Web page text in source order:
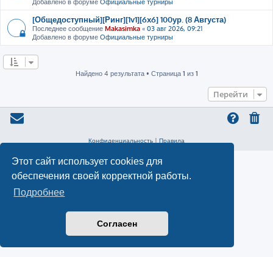
Этот сайт использует cookies для
обеспечения своей корректной работы.
Подробнее
Согласен
[Общедоступный][Ринг][1v1][6x6] 100ур. (8 Августа)
Последнее сообщение Makasimka « 03 авг 2026, 09:21
Добавлено в форуме Официальные турниры
Найдено 4 результата • Страница 1 из 1
Перейти
Конфиденциальность | Правила